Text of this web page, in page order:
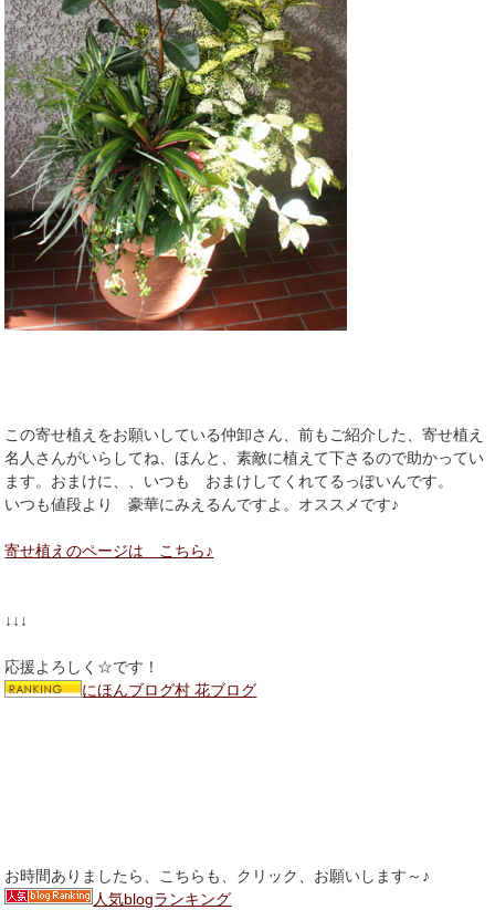
この寄せ植えをお願いしている仲卸さん、前もご紹介した、寄せ植え
名人さんがいらしてね、ほんと、素敵に植えて下さるので助かってい
ます。おまけに、、いつも おまけしてくれてるっぽいんです。
いつも値段より 豪華にみえるんですよ。オススメです♪
寄せ植えのページは こちら♪
↓↓↓
応援よろしく☆です！
にほんブログ村 花ブログ
お時間ありましたら、こちらも、クリック、お願いします～♪
人気blogランキング